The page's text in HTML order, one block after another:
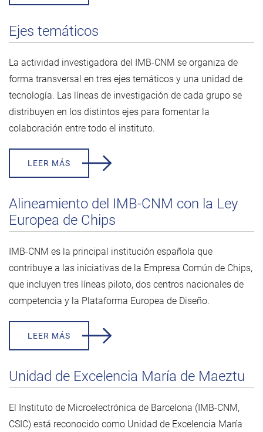
Ejes temáticos
La actividad investigadora del IMB-CNM se organiza de
forma transversal en tres ejes temáticos y una unidad de
tecnología. Las líneas de investigación de cada grupo se
distribuyen en los distintos ejes para fomentar la
colaboración entre todo el instituto.
LEER MÁS
Alineamiento del IMB-CNM con la Ley
Europea de Chips
IMB-CNM es la principal institución española que
contribuye a las iniciativas de la Empresa Común de Chips,
que incluyen tres líneas piloto, dos centros nacionales de
competencia y la Plataforma Europea de Diseño.
LEER MÁS
Unidad de Excelencia María de Maeztu
El Instituto de Microelectrónica de Barcelona (IMB-CNM,
CSIC) está reconocido como Unidad de Excelencia María